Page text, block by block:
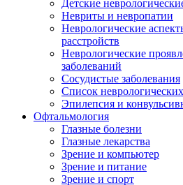
Детские
Невриты и невропатии
Неврологические
расстройств
Неврологические
заболеваний
Сосудистые заболевания
Список
Эпилепсия и
Офтальмология
Глазные болезни
Глазные лекарства
Зрение и компьютер
Зрение и питание
Зрение и спорт